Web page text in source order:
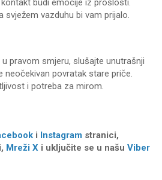
svježem vazduhu bi vam prijalo.
pravom smjeru, slušajte unutrašnji
neočekivan povratak stare priče.
i potreba za mirom.
i Instagram stranici,
Mreži X i uključite se u našu Viber